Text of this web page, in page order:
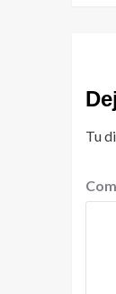
Tu